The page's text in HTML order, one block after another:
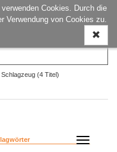
Cookies. Durch die
Verwendung von Cookies zu.
ein-/
(4 Titel)